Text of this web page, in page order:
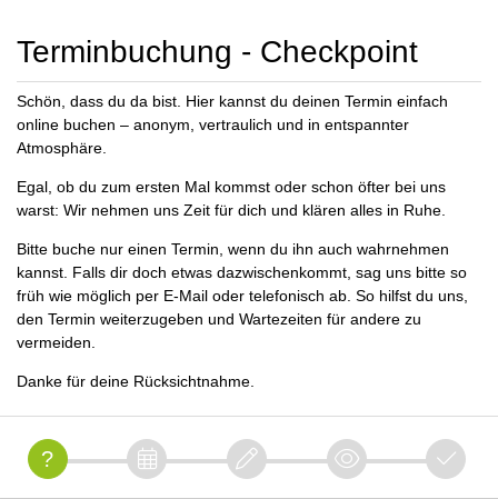
Terminbuchung - Checkpoint
Schön, dass du da bist. Hier kannst du deinen Termin einfach
online buchen – anonym, vertraulich und in entspannter
Atmosphäre.
Egal, ob du zum ersten Mal kommst oder schon öfter bei uns
warst: Wir nehmen uns Zeit für dich und klären alles in Ruhe.
Bitte buche nur einen Termin, wenn du ihn auch wahrnehmen
kannst. Falls dir doch etwas dazwischenkommt, sag uns bitte so
früh wie möglich per E-Mail oder telefonisch ab. So hilfst du uns,
den Termin weiterzugeben und Wartezeiten für andere zu
vermeiden.
Danke für deine Rücksichtnahme.